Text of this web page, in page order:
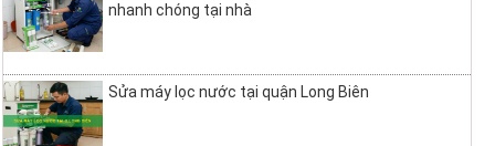
nhanh chóng tại nhà
Sửa máy lọc nước tại quận Long Biên